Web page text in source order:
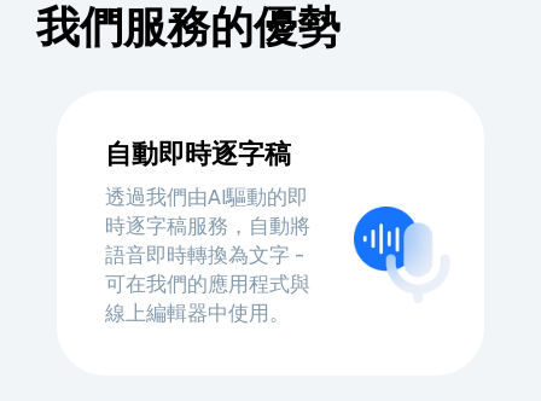
我們服務的優勢
自動即時逐字稿
透過我們由AI驅動的即
時逐字稿服務，自動將
語音即時轉換為文字 -
可在我們的應用程式與
線上編輯器中使用。